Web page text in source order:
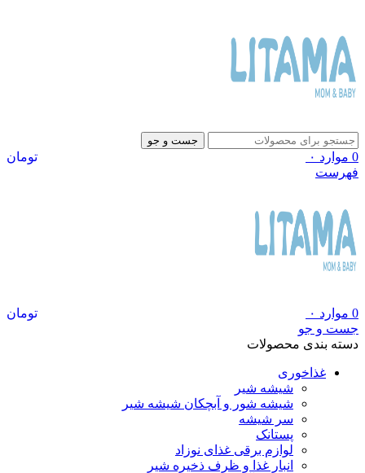
جست و جو
0 موارد ۰
تومان
فهرست
0 موارد ۰
تومان
جست و جو
دسته بندی محصولات
غذاخوری
شیشه شیر
شیشه ‌شور و آبچکان شیشه‌ شیر
سر شیشه
پستانک
لوازم برقی غذای نوزاد
انبار غذا و ظرف ذخیره شیر